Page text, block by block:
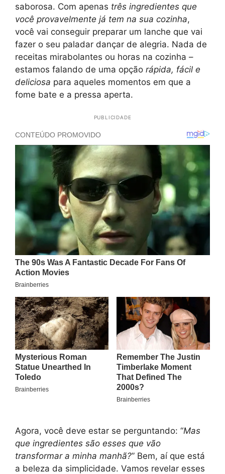
saborosa. Com apenas três ingredientes que
você provavelmente já tem na sua cozinha,
você vai conseguir preparar um lanche que vai
fazer o seu paladar dançar de alegria. Nada de
receitas mirabolantes ou horas na cozinha –
estamos falando de uma opção rápida, fácil e
deliciosa para aqueles momentos em que a
fome bate e a pressa aperta.
PUBLICIDADE
Agora, você deve estar se perguntando: “Mas
que ingredientes são esses que vão
transformar a minha manhã?” Bem, aí que está
a beleza da simplicidade. Vamos revelar esses